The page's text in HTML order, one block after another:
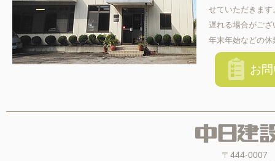
せていただきま
遅れる場合がござ
年末年始などの
お問
〒444-0007